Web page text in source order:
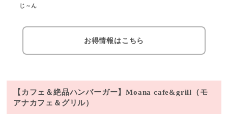
じ～ん
お得情報はこちら
【カフェ＆絶品ハンバーガー】Moana cafe&grill（モ
アナカフェ＆グリル）